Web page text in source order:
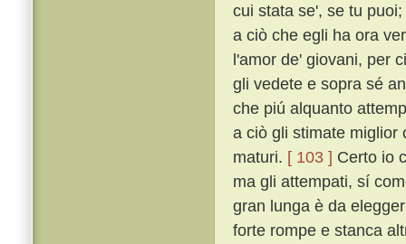
cui stata se', se tu
a ciò che egli ha ora
l'amor de' giovani, per
gli vedete e sopra sé
che piú alquanto
a ciò gli stimate miglior
maturi. [ 103 ] Certo io
ma gli attempati, sí
gran lunga è da
forte rompe e stanca